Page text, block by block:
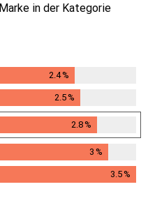
in der Kategorie
2.4%
2.5%
2.8%
3 %
3.5%